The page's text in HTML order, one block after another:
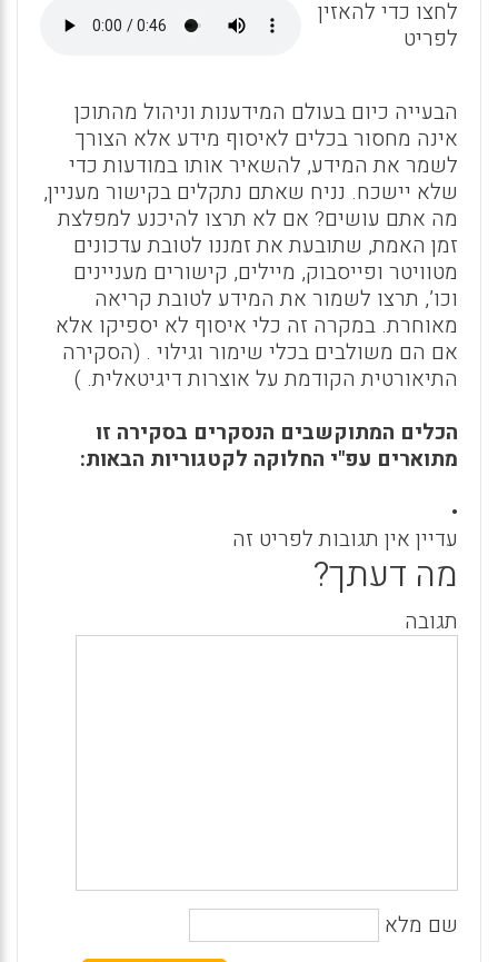
p
k
לחצו כדי להאזין
לפריט
הבעייה כיום בעולם המידענות וניהול מהתוכן
אינה מחסור בכלים לאיסוף מידע אלא הצורך
לשמר את המידע, להשאיר אותו במודעות כדי
שלא יישכח. נניח שאתם נתקלים בקישור מעניין,
מה אתם עושים? אם לא תרצו להיכנע למפלצת
זמן האמת, שתובעת את זמננו לטובת עדכונים
מטוויטר ופייסבוק, מיילים, קישורים מעניינים
וכו’, תרצו לשמור את המידע לטובת קריאה
מאוחרת. במקרה זה כלי איסוף לא יספיקו אלא
אם הם משולבים בכלי שימור וגילוי . (הסקירה
התיאורטית הקודמת על אוצרות דיגיטאלית. )
הכלים המתוקשבים הנסקרים בסקירה זו
מתוארים עפ"י החלוקה לקטגוריות הבאות:
•
עדיין אין תגובות לפריט זה
מה דעתך?
תגובה
שם מלא